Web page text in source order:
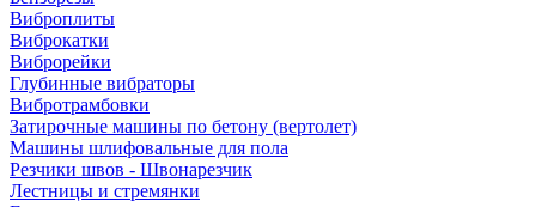
Виброплиты
Виброкатки
Виброрейки
Глубинные вибраторы
Вибротрамбовки
Затирочные машины по бетону (вертолет)
Машины шлифовальные для пола
Резчики швов - Швонарезчик
Лестницы и стремянки